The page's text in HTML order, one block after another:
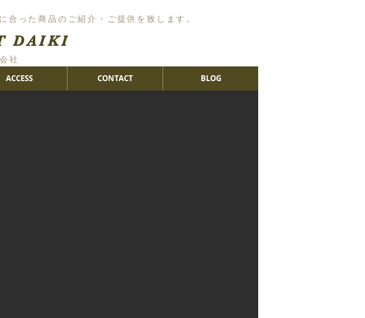
合った商品のご紹介・ご提供を致します。
DAIKI
ACCESS CONTACT BLOG
社